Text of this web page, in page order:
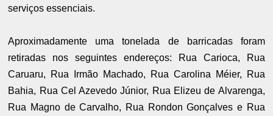
serviços essenciais.
Aproximadamente uma tonelada de barricadas foram
retiradas nos seguintes endereços: Rua Carioca, Rua
Caruaru, Rua Irmão Machado, Rua Carolina Méier, Rua
Bahia, Rua Cel Azevedo Júnior, Rua Elizeu de Alvarenga,
Rua Magno de Carvalho, Rua Rondon Gonçalves e Rua